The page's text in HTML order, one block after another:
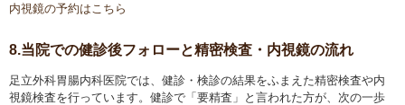
内視鏡の予約はこちら
8.当院での健診後フォローと精密検査・内視鏡の流れ
足立外科胃腸内科医院では、健診・検診の結果をふまえた精密検査や内
視鏡検査を行っています。健診で「要精査」と言われた方が、次の一歩